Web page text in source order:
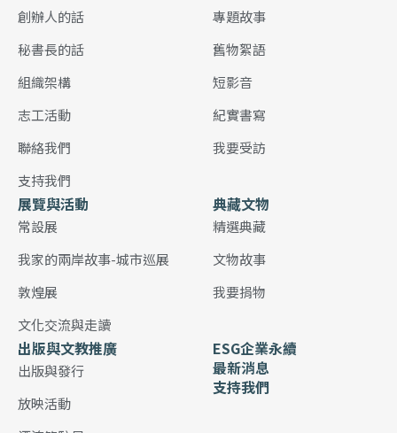
創辦人的話
秘書長的話
組織架構
志工活動
聯絡我們
支持我們
專題故事
舊物絮語
短影音
紀實書寫
我要受訪
展覽與活動
常設展
我家的兩岸故事-城市巡展
敦煌展
文化交流與走讀
典藏文物
精選典藏
文物故事
我要捐物
出版與文教推廣
出版與發行
放映活動
ESG企業永續
最新消息
支持我們